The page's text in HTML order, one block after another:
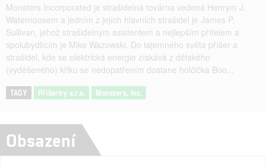
Monsters Incorporated je strašidelná továrna vedená Henrym J.
Waternoosem a jedním z jejích hlavních strašidel je James P.
Sullivan, jehož strašidelným asistentem a nejlepším přítelem a
spolubydlícím je Mike Wazowski. Do tajemného světa příšer a
strašidel, kde se elektrická energie získává z dětského
(vyděšeného) křiku se nedopatřením dostane holčička Boo...
TAGY Příšerky s.r.o. Monsters, Inc.
Obsazení